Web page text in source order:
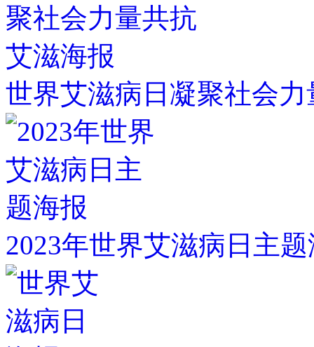
世界艾滋病日凝聚社会
2023年世界艾滋病日主